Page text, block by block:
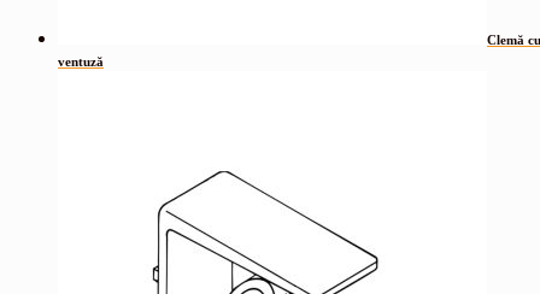
Clemă cu
ventuză